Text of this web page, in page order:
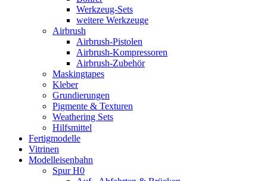
Werkzeug-Sets
weitere Werkzeuge
Airbrush
Airbrush-Pistolen
Airbrush-Kompressoren
Airbrush-Zubehör
Maskingtapes
Kleber
Grundierungen
Pigmente & Texturen
Weathering Sets
Hilfsmittel
Fertigmodelle
Vitrinen
Modelleisenbahn
Spur H0